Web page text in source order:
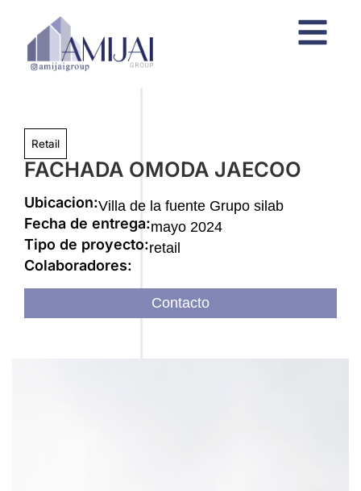
Retail
FACHADA OMODA JAECOO
Ubicacion:Villa de la fuente Grupo silab
Fecha de entrega:mayo 2024
Tipo de proyecto:retail
Colaboradores:
Contacto